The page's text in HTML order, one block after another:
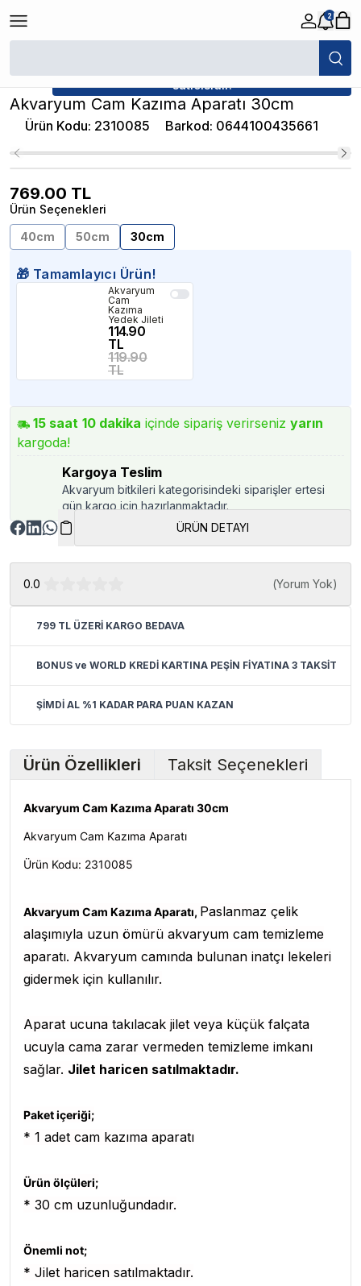
2
/ Akvaryum Cam Kazıma Aparatı 30cm
satıcısıdır.
Akvaryum Cam Kazıma Aparatı 30cm
Ürün Kodu: 2310085 Barkod: 0644100435661
769.00 TL
Ürün Seçenekleri
40cm
50cm 30cm
🎁 Tamamlayıcı Ürün!
Akvaryum
Cam
Kazıma
Yedek Jileti
114.90
TL
119.90
TL
15 saat 10 dakika içinde sipariş verirseniz yarın
kargoda!
Kargoya Teslim
Akvaryum bitkileri kategorisindeki siparişler ertesi
gün kargo için hazırlanmaktadır.
ÜRÜN DETAYI
0.0 (Yorum Yok)
799 TL ÜZERİ KARGO BEDAVA
BONUS ve WORLD KREDİ KARTINA PEŞİN FİYATINA 3 TAKSİT
ŞİMDİ AL %1 KADAR PARA PUAN KAZAN
Ürün Özellikleri Taksit Seçenekleri
Akvaryum Cam Kazıma Aparatı 30cm
Akvaryum Cam Kazıma Aparatı
Ürün Kodu: 2310085
Akvaryum Cam Kazıma Aparatı, Paslanmaz çelik
alaşımıyla uzun ömürü akvaryum cam temizleme
aparatı. Akvaryum camında bulunan inatçı lekeleri
gidermek için kullanılır.
Aparat ucuna takılacak jilet veya küçük falçata
ucuyla cama zarar vermeden temizleme imkanı
sağlar. Jilet haricen satılmaktadır.
Paket içeriği;
* 1 adet cam kazıma aparatı
Ürün ölçüleri;
* 30 cm uzunluğundadır.
Önemli not;
* Jilet haricen satılmaktadır.